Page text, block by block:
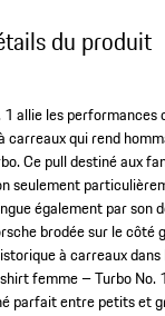
du produit
1 allie les
carreaux qui rend
Ce pull destiné aux
seulement
également par son
brodée sur le côté
à carreaux dans
femme – Turbo No.
parfait entre petits et